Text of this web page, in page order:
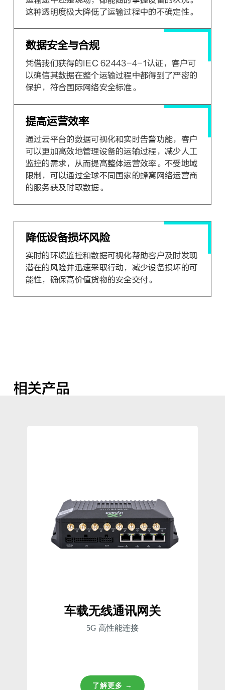
这种透明度极大降低了运输过程中的不确定性。
数据安全与合规
凭借我们获得的IEC 62443-4-1认证，客户可
以确信其数据在整个运输过程中都得到了严密的
保护，符合国际网络安全标准。
提高运营效率
通过云平台的数据可视化和实时告警功能，客户
可以更加高效地管理设备的运输过程，减少人工
监控的需求，从而提高整体运营效率。不受地域
限制，可以通过全球不同国家的蜂窝网络运营商
的服务获及时取数据。
降低设备损坏风险
实时的环境监控和数据可视化帮助客户及时发现
潜在的风险并迅速采取行动，减少设备损坏的可
能性，确保高价值货物的安全交付。
相关产品
车载无线通讯网关
5G 高性能连接
了解更多 →